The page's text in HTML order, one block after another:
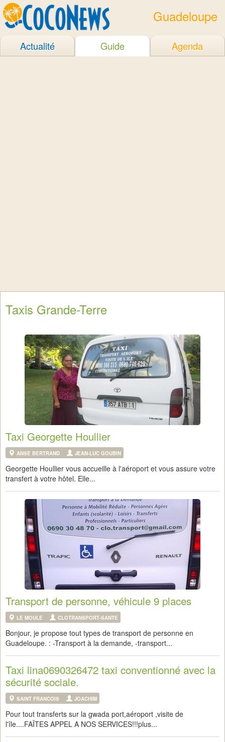
Guadeloupe
Actualité Guide Agenda
Taxis Grande-Terre
Taxi Georgette Houllier
ANSE BERTRAND JEAN-LUC GOUBIN
Georgette Houllier vous accueille à l'aéroport et vous assure votre
transfert à votre hôtel. Elle...
Transport de personne, véhicule 9 places
LE MOULE CLOTRANSPORT-SANTE
Bonjour, je propose tout types de transport de personne en
Guadeloupe. : -Transport à la demande, -transport...
Taxi lina0690326472 taxi conventionné avec la
sécurité sociale.
SAINT FRANCOIS JOACHIM
Pour tout transferts sur la gwada port,aéroport ,visite de
l'île....FAÏTES APPEL A NOS SERVICES!!!plus...